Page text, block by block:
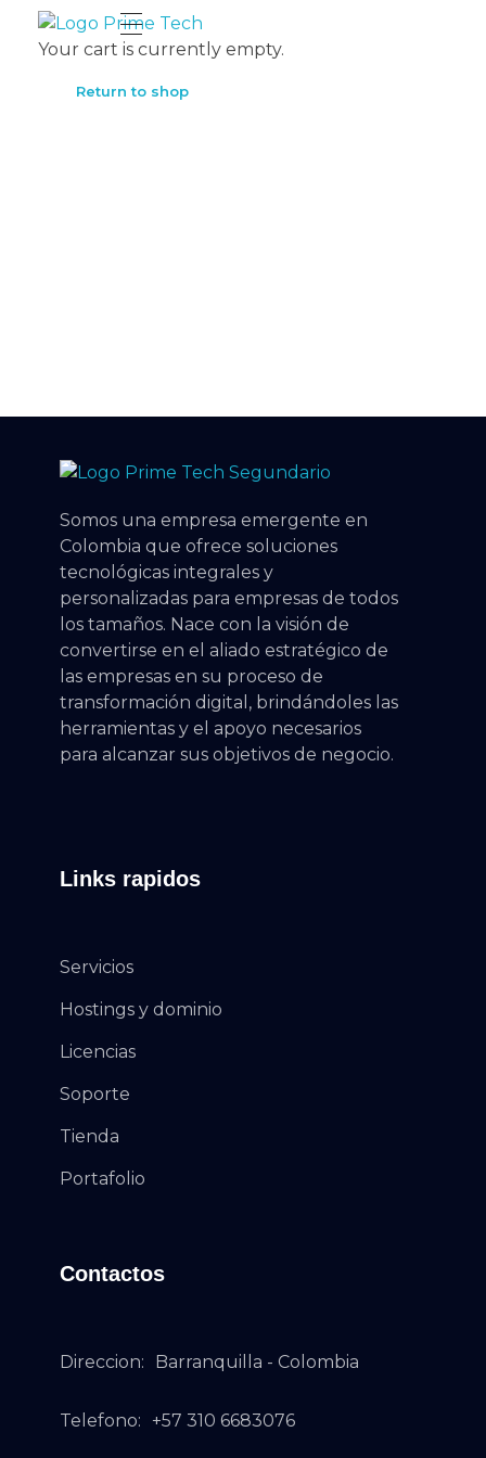
Prime Tech Cloud
Tecnologia a tu alcance
Your cart is currently empty.
Return to shop
Somos una empresa emergente en
Colombia que ofrece soluciones
tecnológicas integrales y
personalizadas para empresas de todos
los tamaños. Nace con la visión de
convertirse en el aliado estratégico de
las empresas en su proceso de
transformación digital, brindándoles las
herramientas y el apoyo necesarios
para alcanzar sus objetivos de negocio.
Links rapidos
Servicios
Hostings y dominio
Licencias
Soporte
Tienda
Portafolio
Contactos
Direccion: Barranquilla - Colombia
Telefono: +57 310 6683076